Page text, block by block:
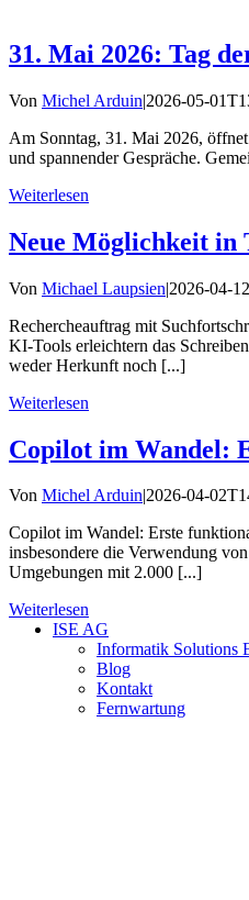
31. Mai 2026: Tag
Von Michel Arduin|2026-05-
Am Sonntag, 31. Mai 2026,
und spannender Gespräche.
Weiterlesen
Neue Möglichkeit in
Von Michael Laupsien|2026-04-
Rechercheauftrag mit
KI‑Tools erleichtern das
weder Herkunft noch [...]
Weiterlesen
Copilot im Wandel:
Von Michel Arduin|2026-04-
Copilot im Wandel: Erste
insbesondere die Verwendung
Umgebungen mit 2.000 [...]
Weiterlesen
ISE AG
Informatik Solutions
Blog
Kontakt
Fernwartung